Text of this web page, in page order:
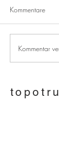
Wir
Kommentare
Kommentar